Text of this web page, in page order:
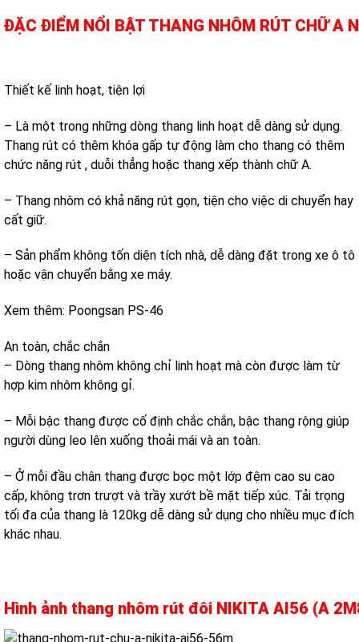
ĐẶC ĐIỂM NỔI BẬT THANG NHÔM RÚT CHỮ A
Thiết kế linh hoạt, tiện lợi
– Là một trong những dòng thang linh hoạt dễ dàng sử dụng.
Thang rút có thêm khóa gấp tự động làm cho thang có thêm
chức năng rút , duỗi thẳng hoặc thang xếp thành chữ A.
– Thang nhôm có khả năng rút gọn, tiện cho việc di chuyển hay
cất giữ.
– Sản phẩm không tốn diện tích nhà, dễ dàng đặt trong xe ô tô
hoặc vận chuyển bằng xe máy.
Xem thêm: Poongsan PS-46
An toàn, chắc chắn
– Dòng thang nhôm không chỉ linh hoạt mà còn được làm từ
hợp kim nhôm không gỉ.
– Mỗi bậc thang được cố định chắc chắn, bậc thang rộng giúp
người dùng leo lên xuống thoải mái và an toàn.
– Ở mỗi đầu chân thang được bọc một lớp đệm cao su cao
cấp, không trơn trượt và trầy xướt bề mặt tiếp xúc. Tải trọng
tối đa của thang là 120kg dễ dàng sử dụng cho nhiều mục đích
khác nhau.
Hình ảnh thang nhôm rút đôi NIKITA AI56 (A